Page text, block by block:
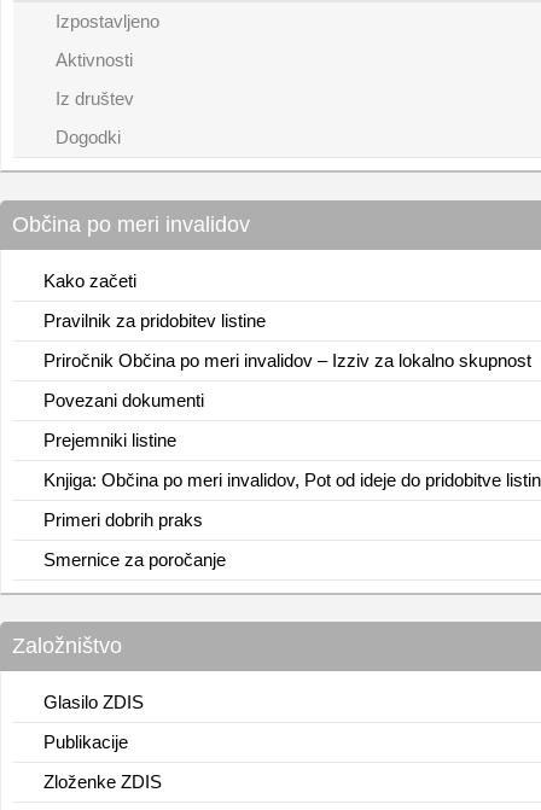
Izpostavljeno
Aktivnosti
Iz društev
Dogodki
Občina po meri invalidov
Kako začeti
Pravilnik za pridobitev listine
Priročnik Občina po meri invalidov – Izziv za lokalno skupnost
Povezani dokumenti
Prejemniki listine
Knjiga: Občina po meri invalidov, Pot od ideje do pridobitve
Primeri dobrih praks
Smernice za poročanje
Založništvo
Glasilo ZDIS
Publikacije
Zloženke ZDIS